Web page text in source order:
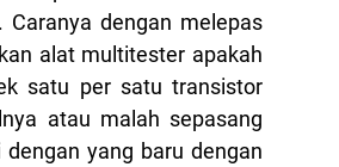
dengan melepas
alat multitester apakah
satu per satu transistor
atau malah sepasang
yang baru dengan